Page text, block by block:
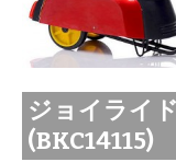
ジョイライ
(BKC14115)